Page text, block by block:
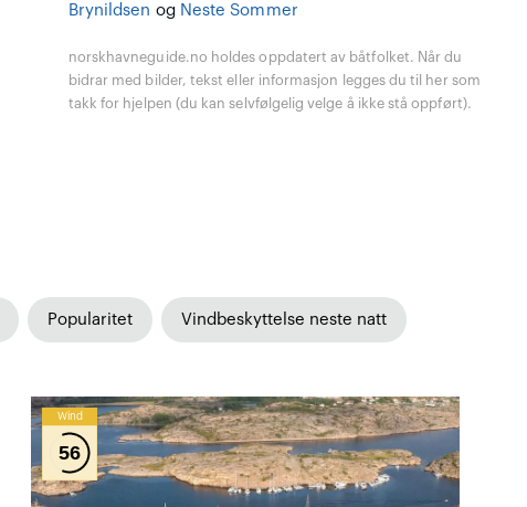
Brynildsen og Neste Sommer
norskhavneguide.no holdes oppdatert av båtfolket. Når du
bidrar med bilder, tekst eller informasjon legges du til her som
takk for hjelpen (du kan selvfølgelig velge å ikke stå oppført).
Popularitet Vindbeskyttelse neste natt
Wind
56